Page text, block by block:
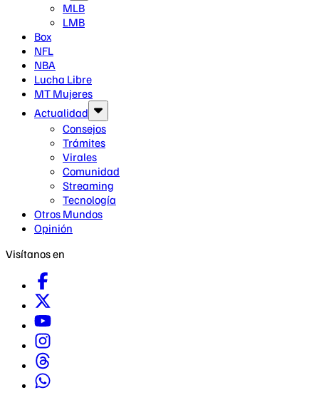
MLB
LMB
Box
NFL
NBA
Lucha Libre
MT Mujeres
Actualidad
Consejos
Trámites
Virales
Comunidad
Streaming
Tecnología
Otros Mundos
Opinión
Visítanos en